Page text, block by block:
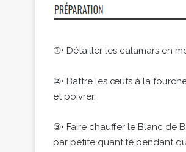
①• Détailler les calamars en
②• Battre les œufs à la
et poivrer.
③• Faire chauffer le Blanc de
par petite quantité pendant